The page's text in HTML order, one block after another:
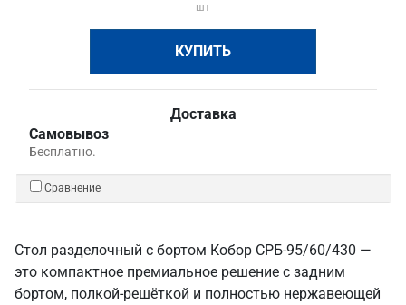
шт
КУПИТЬ
Доставка
Самовывоз
Бесплатно.
Сравнение
Стол разделочный с бортом Кобор СРБ-95/60/430 —
это компактное премиальное решение с задним
бортом, полкой-решёткой и полностью нержавеющей